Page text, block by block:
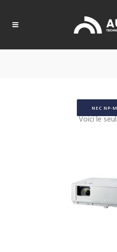
NEC NP-
Voici le